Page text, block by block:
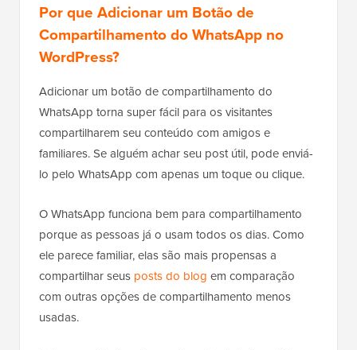
Por que Adicionar um Botão de
Compartilhamento do WhatsApp no
WordPress?
Adicionar um botão de compartilhamento do
WhatsApp torna super fácil para os visitantes
compartilharem seu conteúdo com amigos e
familiares. Se alguém achar seu post útil, pode enviá-
lo pelo WhatsApp com apenas um toque ou clique.
O WhatsApp funciona bem para compartilhamento
porque as pessoas já o usam todos os dias. Como
ele parece familiar, elas são mais propensas a
compartilhar seus posts do blog em comparação
com outras opções de compartilhamento menos
usadas.